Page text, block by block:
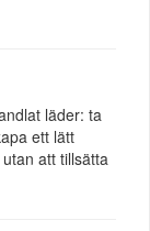
läder: ta
ett lätt
att tillsätta